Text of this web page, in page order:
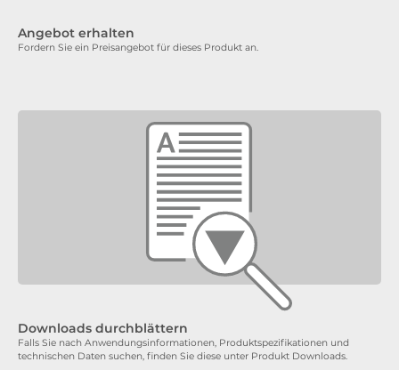
Angebot erhalten
Fordern Sie ein Preisangebot für dieses Produkt an.
Downloads durchblättern
Falls Sie nach Anwendungsinformationen, Produktspezifikationen und
technischen Daten suchen, finden Sie diese unter Produkt Downloads.